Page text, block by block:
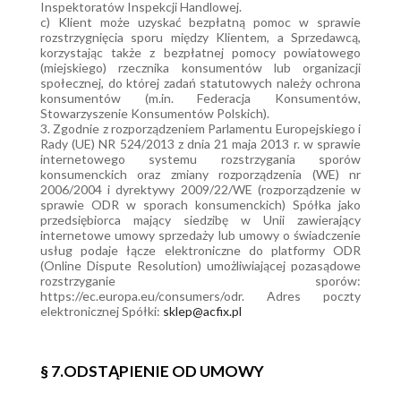
Inspektoratów Inspekcji Handlowej.
c) Klient może uzyskać bezpłatną pomoc w sprawie
rozstrzygnięcia sporu między Klientem, a Sprzedawcą,
korzystając także z bezpłatnej pomocy powiatowego
(miejskiego) rzecznika konsumentów lub organizacji
społecznej, do której zadań statutowych należy ochrona
konsumentów (m.in. Federacja Konsumentów,
Stowarzyszenie Konsumentów Polskich).
3. Zgodnie z rozporządzeniem Parlamentu Europejskiego i
Rady (UE) NR 524/2013 z dnia 21 maja 2013 r. w sprawie
internetowego systemu rozstrzygania sporów
konsumenckich oraz zmiany rozporządzenia (WE) nr
2006/2004 i dyrektywy 2009/22/WE (rozporządzenie w
sprawie ODR w sporach konsumenckich) Spółka jako
przedsiębiorca mający siedzibę w Unii zawierający
internetowe umowy sprzedaży lub umowy o świadczenie
usług podaje łącze elektroniczne do platformy ODR
(Online Dispute Resolution) umożliwiającej pozasądowe
rozstrzyganie sporów:
https://ec.europa.eu/consumers/odr. Adres poczty
elektronicznej Spółki: sklep@acfix.pl
§ 7.ODSTĄPIENIE OD UMOWY